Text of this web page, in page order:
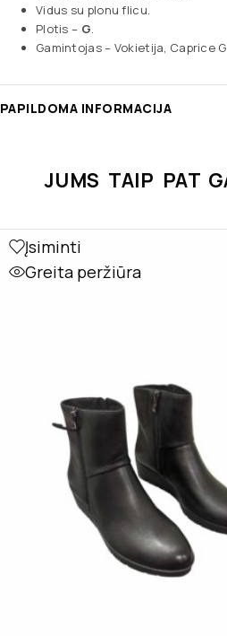
Vidus su plonu flicu.
Plotis – G.
Gamintojas – Vokietija, Caprice
PAPILDOMA INFORMACIJA
JUMS TAIP PAT
Įsiminti
Greita peržiūra